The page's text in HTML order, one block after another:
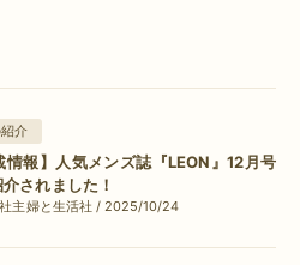
介
情報】人気メンズ誌『LEON』12月号
されました！
主婦と生活社 / 2025/10/24